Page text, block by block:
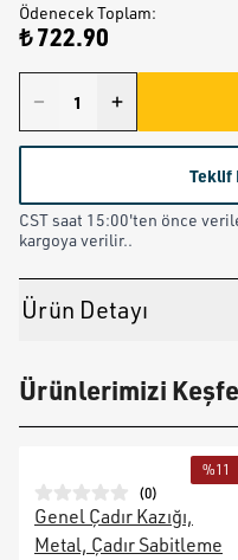
Ödenecek Toplam:
₺ 722.90
Teklif
CST saat 15:00'ten önce
kargoya verilir..
Ürün Detayı
Ürünlerimizi
%11
(0)
Genel Çadır Kazığı,
Metal, Çadır Sabitleme